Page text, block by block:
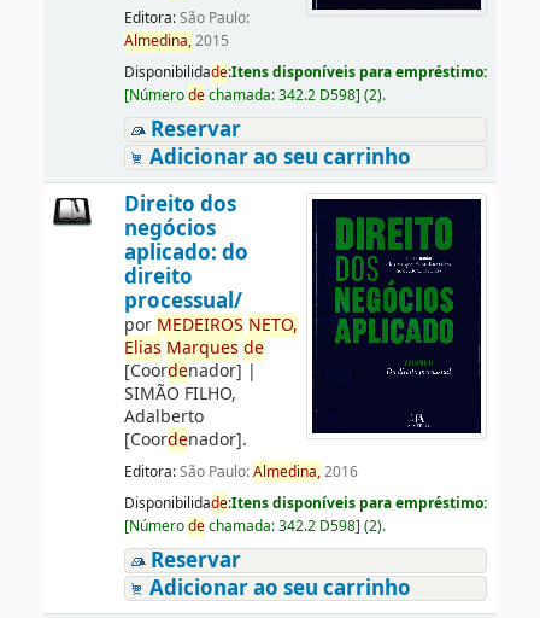
Editora:São Paulo:
Almedina,2015
Disponibilidade:Itens disponíveis para empréstimo:
[Númerodechamada:342.2 D598] (2).
Reservar
Adicionar ao seu carrinho
Direito dos
negócios
aplicado: do
direito
processual/
por MEDEIROS NETO,
Elias Marques de
[Coordenador] |
SIMÃO FILHO,
Adalberto
[Coordenador].
Editora:São Paulo:Almedina,2016
Disponibilidade:Itens disponíveis para empréstimo:
[Númerodechamada:342.2 D598] (2).
Reservar
Adicionar ao seu carrinho